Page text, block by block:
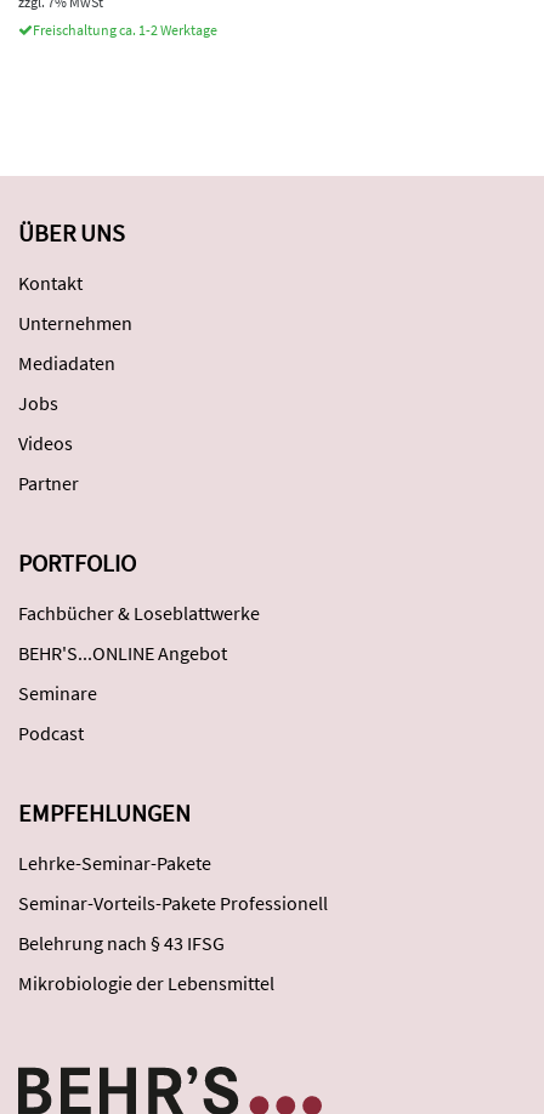
Freischaltung ca. 1-2 Werktage
ÜBER UNS
Kontakt
Unternehmen
Mediadaten
Jobs
Videos
Partner
PORTFOLIO
Fachbücher & Loseblattwerke
BEHR'S...ONLINE Angebot
Seminare
Podcast
EMPFEHLUNGEN
Lehrke-Seminar-Pakete
Seminar-Vorteils-Pakete Professionell
Belehrung nach § 43 IFSG
Mikrobiologie der Lebensmittel